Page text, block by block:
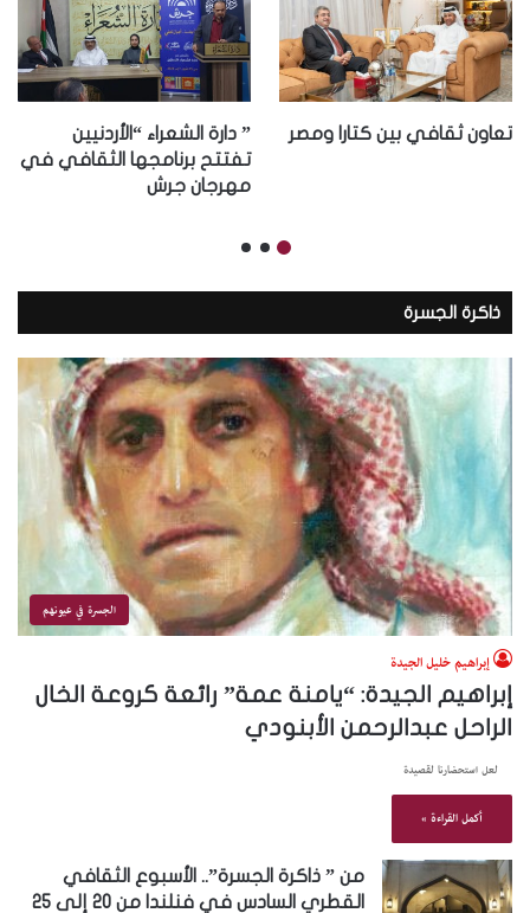
تعاون ثقافي بين كتارا ومصر
” دارة الشعراء “الأردنيين
تفتتح برنامجها الثقافي في
مهرجان جرش
ذاكرة الجسرة
الجسرة في عيونهم
إبراهيم خليل الجيدة
إبراهيم الجيدة: “يامنة عمة” رائعة كروعة الخال
الراحل عبدالرحمن الأبنودي
لعل استحضارنا لقصيدة
أكمل القراءة »
من ” ذاكرة الجسرة”.. الأسبوع الثقافي
القطري السادس في فنلندا من 20 إلى 25